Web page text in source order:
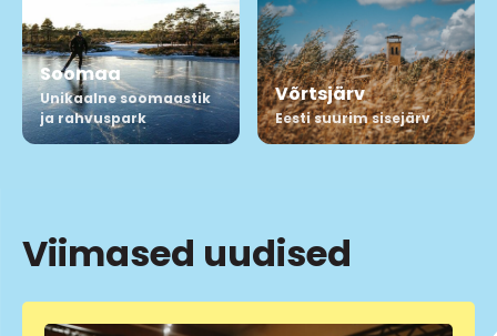
Soomaa
Unikaalne soomaastik
ja rahvuspark
Võrtsjärv
Eesti suurim sisejärv
Viimased uudised